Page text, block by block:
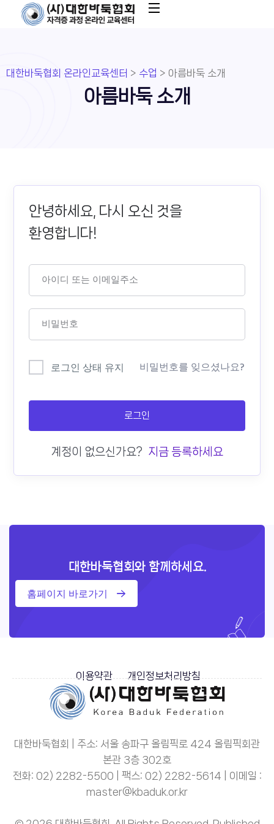
대한바둑협회 온라인교육센터 > 수업 > 아름바둑 소개
아름바둑 소개
안녕하세요, 다시 오신 것을
환영합니다!
로그인 상태 유지 비밀번호를 잊으셨나요?
로그인
계정이 없으신가요? 지금 등록하세요
대한바둑협회와 함께하세요.
홈페이지 바로가기
이용약관 개인정보처리방침
대한바둑협회 | 주소: 서울 송파구 올림픽로 424 올림픽회관
본관 3층 302호
전화: 02) 2282-5500 | 팩스: 02) 2282-5614 | 이메일 :
master@kbaduk.or.kr